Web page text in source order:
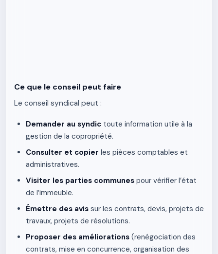
Ce que le conseil peut faire
Le conseil syndical peut :
Demander au syndic toute information utile à la
gestion de la copropriété.
Consulter et copier les pièces comptables et
administratives.
Visiter les parties communes pour vérifier l’état
de l’immeuble.
Émettre des avis sur les contrats, devis, projets de
travaux, projets de résolutions.
Proposer des améliorations (renégociation des
contrats, mise en concurrence, organisation des